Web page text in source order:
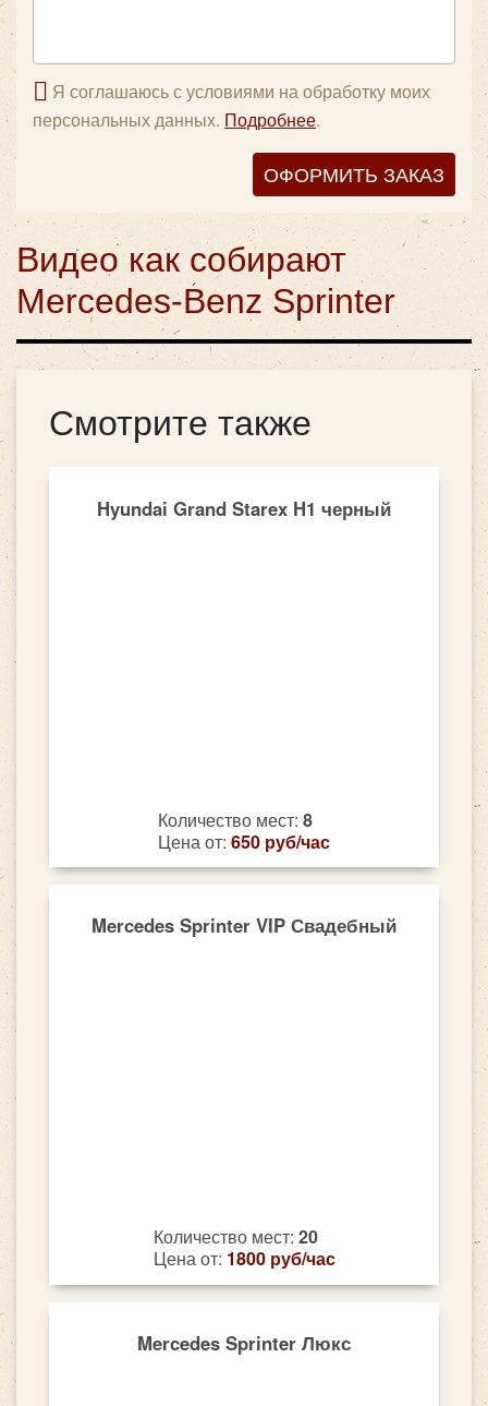
Я соглашаюсь с условиями на обработку моих
персональных данных. Подробнее.
ОФОРМИТЬ ЗАКАЗ
Видео как собирают
Mercedes-Benz Sprinter
Смотрите также
Hyundai Grand Starex H1 черный
Количество мест: 8
Цена от: 650 руб/час
Mercedes Sprinter VIP Свадебный
Количество мест: 20
Цена от: 1800 руб/час
Mercedes Sprinter Люкс